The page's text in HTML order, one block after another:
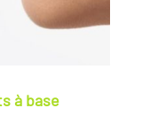
à base